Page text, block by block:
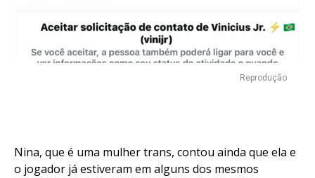
Reprodução
Nina, que é uma mulher trans, contou ainda que ela e
o jogador já estiveram em alguns dos mesmos